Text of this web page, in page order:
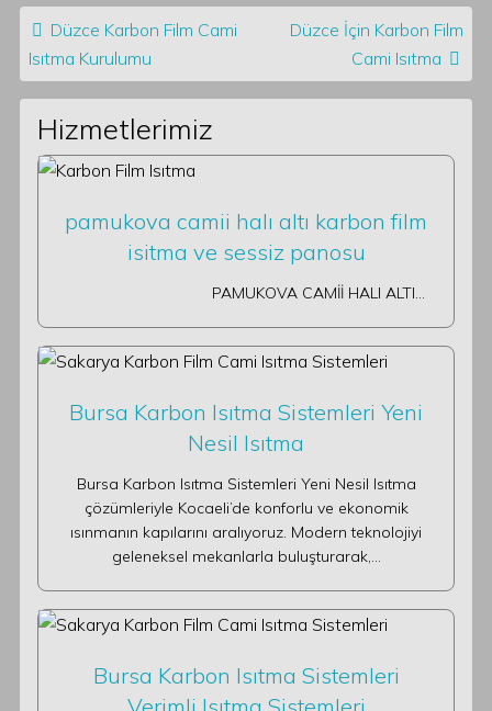
Post navigation
Düzce Karbon Film Cami
Isıtma Kurulumu
Düzce İçin Karbon Film
Cami Isıtma
Hizmetlerimiz
pamukova camii halı altı karbon film
isitma ve sessiz panosu
PAMUKOVA CAMİİ HALI ALTI…
Bursa Karbon Isıtma Sistemleri Yeni
Nesil Isıtma
Bursa Karbon Isıtma Sistemleri Yeni Nesil Isıtma
çözümleriyle Kocaeli’de konforlu ve ekonomik
ısınmanın kapılarını aralıyoruz. Modern teknolojiyi
geleneksel mekanlarla buluşturarak,…
Bursa Karbon Isıtma Sistemleri